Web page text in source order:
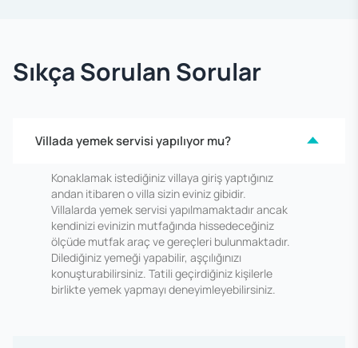
Sıkça Sorulan Sorular
Villada yemek servisi yapılıyor mu?
Konaklamak istediğiniz villaya giriş yaptığınız
andan itibaren o villa sizin eviniz gibidir.
Villalarda yemek servisi yapılmamaktadır ancak
kendinizi evinizin mutfağında hissedeceğiniz
ölçüde mutfak araç ve gereçleri bulunmaktadır.
Dilediğiniz yemeği yapabilir, aşçılığınızı
konuşturabilirsiniz. Tatili geçirdiğiniz kişilerle
birlikte yemek yapmayı deneyimleyebilirsiniz.